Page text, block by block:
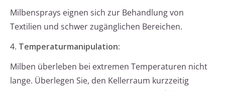
Milbensprays eignen sich zur Behandlung von
Textilien und schwer zugänglichen Bereichen.
4. Temperaturmanipulation:
Milben überleben bei extremen Temperaturen nicht
lange. Überlegen Sie, den Kellerraum kurzzeitig